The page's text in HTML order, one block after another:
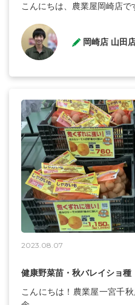
こんにちは、農業屋岡崎店
岡崎店 山田
2023.08.07
健康野菜苗・秋バレイショ
こんにちは！農業屋一宮千